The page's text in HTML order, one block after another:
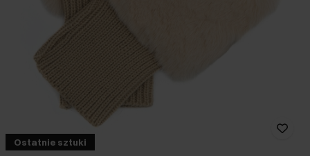
Ostatnie sztuki